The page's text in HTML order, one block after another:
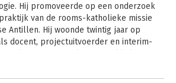
Hij promoveerde op een onderzoek
van de rooms-katholieke missie
Antillen. Hij woonde twintig jaar op
docent, projectuitvoerder en interim-
Broek